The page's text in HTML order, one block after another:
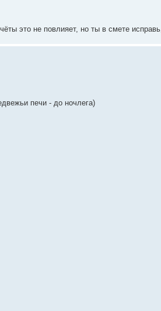
это не повлияет, но ты в смете
печи - до ночлега)